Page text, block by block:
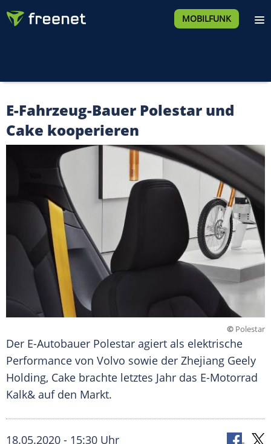
MOBILFUNK
E-Fahrzeug-Bauer Polestar und
Cake kooperieren
© Polestar
Der E-Autobauer Polestar agiert als elektrische
Performance von Volvo sowie der Zhejiang Geely
Holding, Cake brachte letztes Jahr das E-Motorrad
Kalk& auf den Markt.
18.05.2020 - 15:30 Uhr